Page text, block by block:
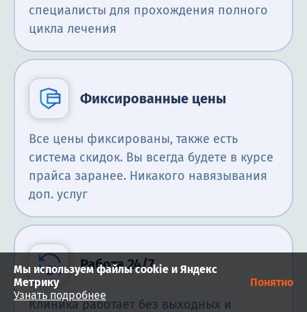
специалисты для прохождения полного
цикла лечения
Фиксированные цены
Все цены фиксированы, также есть
система скидок. Вы всегда будете в курсе
прайса заранее. Никакого навязывания
доп. услуг
Работа 24/7
Клиника работает без выходных и
Мы используем файлы cookie и Яндекс
Метрику
Узнать подробнее
Понятно